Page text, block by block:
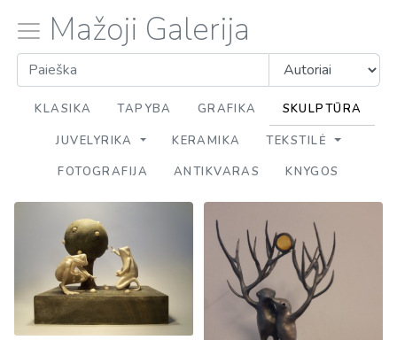
Mažoji Galerija
KLASIKA TAPYBA GRAFIKA
SKULPTŪRA
JUVELYRIKA
KERAMIKA
TEKSTILĖ
FOTOGRAFIJA
ANTIKVARAS KNYGOS